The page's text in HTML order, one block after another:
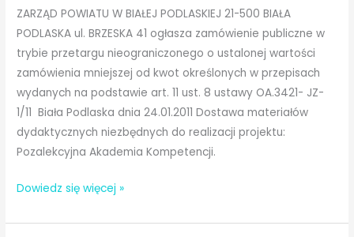
…
ZARZĄD POWIATU W BIAŁEJ PODLASKIEJ 21-500 BIAŁA
PODLASKA ul. BRZESKA 41 ogłasza zamówienie publiczne w
trybie przetargu nieograniczonego o ustalonej wartości
zamówienia mniejszej od kwot określonych w przepisach
wydanych na podstawie art. 11 ust. 8 ustawy OA.3421- JZ-
1/11 Biała Podlaska dnia 24.01.2011 Dostawa materiałów
dydaktycznych niezbędnych do realizacji projektu:
Pozalekcyjna Akademia Kompetencji.
Dostawa
dydaktycznych
Dowiedz się więcej »